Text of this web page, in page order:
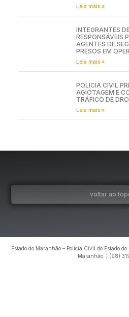
Leia mais »
INTEGRANTES
RESPONSÁVEIS
AGENTES DE
PRESOS EM
Leia mais »
POLÍCIA CIVIL
AGIOTAGEM E
TRÁFICO DE
Leia mais »
voltar ao
Estado do Maranhão – Polícia Civil do Estado
Maranhão. | (98)